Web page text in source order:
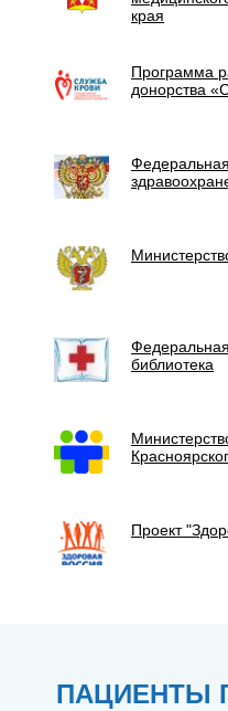
края
Программа
донорства
библиотека
Проект
ПАЦИЕНТЫ